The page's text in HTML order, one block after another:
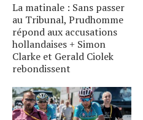
La matinale : Sans passer
au Tribunal, Prudhomme
répond aux accusations
hollandaises + Simon
Clarke et Gerald Ciolek
rebondissent